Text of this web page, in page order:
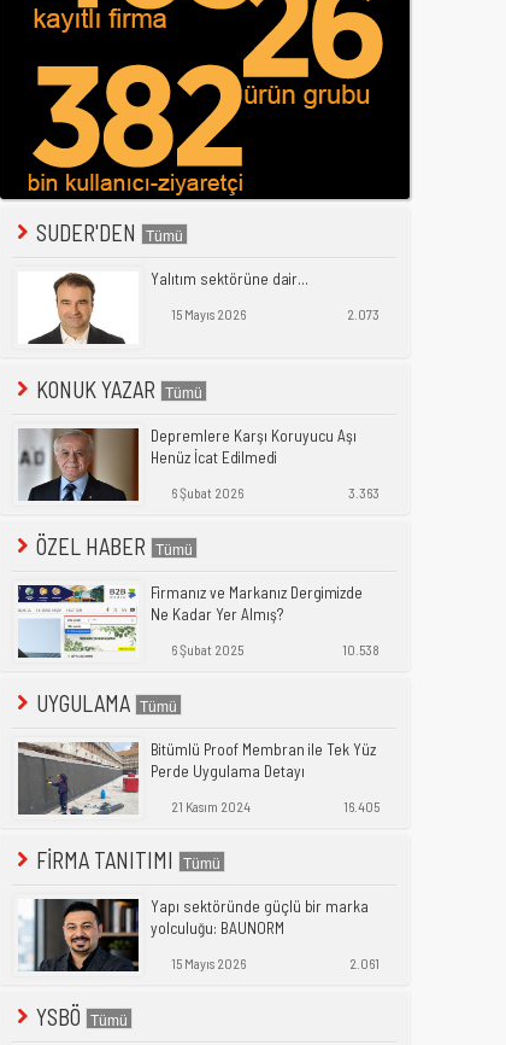
SUDER'DEN
Yalıtım sektörüne dair...
15 Mayıs 2026 2.073
KONUK YAZAR
Depremlere Karşı Koruyucu Aşı
Henüz İcat Edilmedi
6 Şubat 2026 3.363
ÖZEL HABER
Firmanız ve Markanız Dergimizde
Ne Kadar Yer Almış?
6 Şubat 2025 10.538
UYGULAMA
Bitümlü Proof Membran ile Tek Yüz
Perde Uygulama Detayı
21 Kasım 2024 16.405
FİRMA TANITIMI
Yapı sektöründe güçlü bir marka
yolculuğu: BAUNORM
15 Mayıs 2026 2.061
YSBÖ